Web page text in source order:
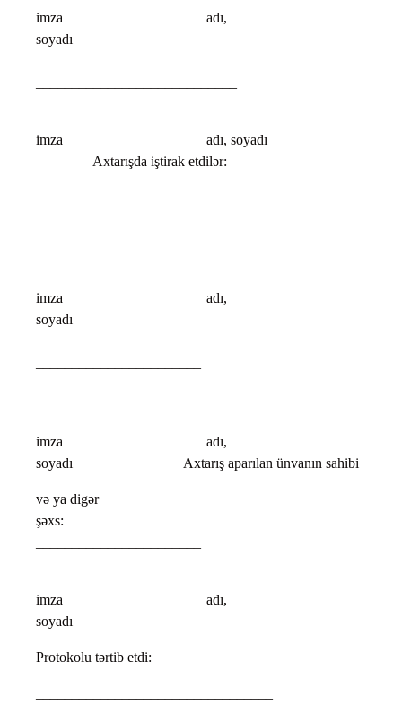
imza adı,
soyadı
imza adı, soyadı
Axtarışda iştirak etdilər:
imza adı,
soyadı
imza adı,
soyadı Axtarış aparılan ünvanın sahibi
və ya digər
imza adı,
soyadı
Protokolu tərtib etdi: